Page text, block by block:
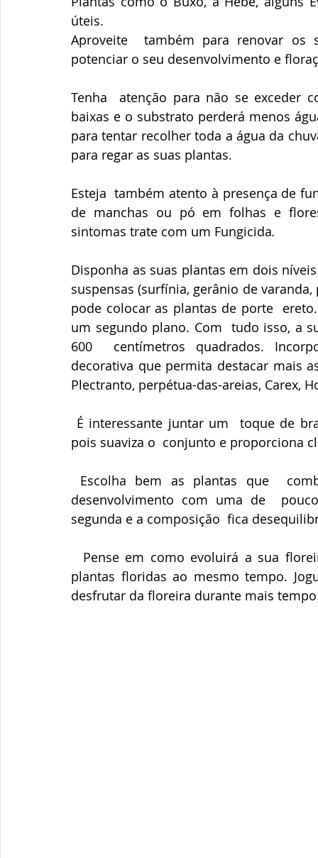
úteis.
Aproveite  também para renovar os
potenciar o seu desenvolvimento e
Tenha  atenção para não se exceder
baixas e o substrato perderá menos
para tentar recolher toda a água da
para regar as suas plantas.
Esteja  também atento à presença de
de manchas ou pó em folhas e
sintomas trate com um Fungicida.
Disponha as suas plantas em dois
suspensas (surfínia, gerânio de
pode colocar as plantas de porte
um segundo plano. Com  tudo isso, a
600  centímetros quadrados.
decorativa que permita destacar mais
Plectranto, perpétua-das-areias, Carex,
pois suaviza o  conjunto e proporciona
desenvolvimento com uma de
segunda e a composição  fica
plantas floridas ao mesmo tempo.
desfrutar da floreira durante mais